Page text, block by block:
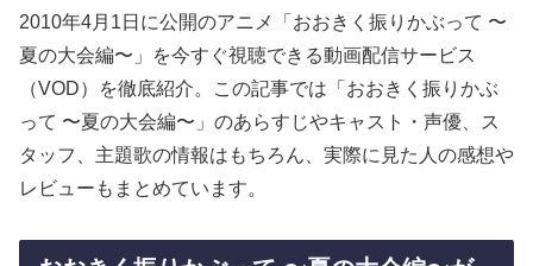
2010年4月1日に公開のアニメ「おおきく振りかぶって 〜
夏の大会編〜」を今すぐ視聴できる動画配信サービス
（VOD）を徹底紹介。この記事では「おおきく振りかぶ
って 〜夏の大会編〜」のあらすじやキャスト・声優、ス
タッフ、主題歌の情報はもちろん、実際に見た人の感想や
レビューもまとめています。